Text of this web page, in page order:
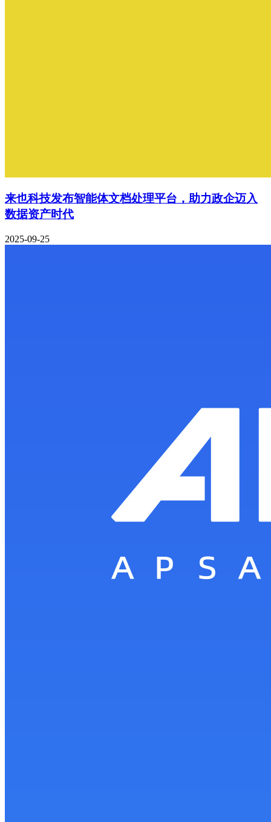
来也科技发布智能体文档处理平台，助力政企迈入
数据资产时代
2025-09-25